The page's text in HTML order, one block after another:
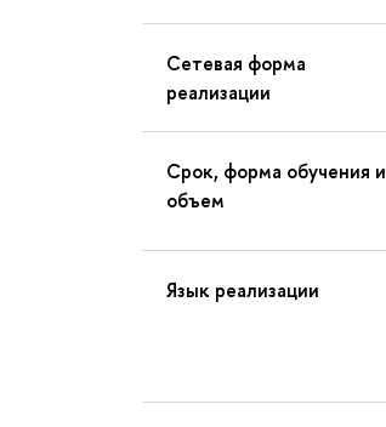
Сетевая форма
реализации
Срок, форма обучения и
объем
Язык реализации